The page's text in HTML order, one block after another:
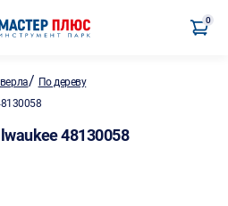
0
/ По дереву
48130058